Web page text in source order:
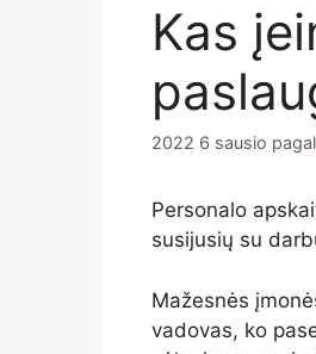
Kas
2022 6 sausio pagal
Personalo
susijusių su
Mažesnės
vadovas, ko